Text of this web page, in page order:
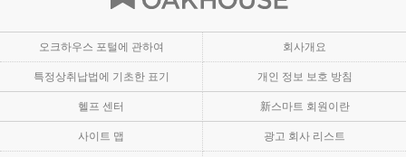
오크하우스 포털에 관하여 회사개요
특정상취납법에 기초한 표기 개인 정보 보호 방침
헬프 센터 新스마트 회원이란
사이트 맵 광고 회사 리스트